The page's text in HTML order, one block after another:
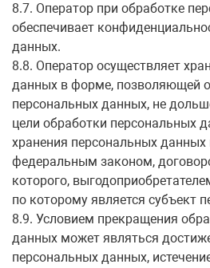
8.7. Оператор при обработке
обеспечивает
данных.
8.8. Оператор осуществляет
данных в форме, позволяющей
персональных данных, не
цели обработки персональных
хранения персональных данных
федеральным законом,
которого,
по которому является субъект
8.9. Условием прекращения
данных может являться
персональных данных,